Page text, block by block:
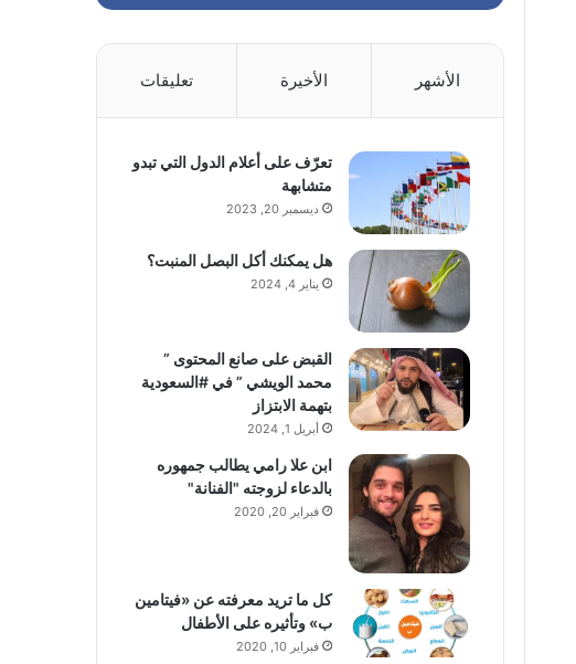
الأشهر الأخيرة تعليقات
تعرّف على أعلام الدول التي تبدو
متشابهة
ديسمبر 20, 2023
هل يمكنك أكل البصل المنبت؟
يناير 4, 2024
القبض على صانع المحتوى ”
محمد الويشي ” في #السعودية
بتهمة الابتزاز
أبريل 1, 2024
ابن علا رامي يطالب جمهوره
بالدعاء لزوجته "الفنانة"
فبراير 20, 2020
كل ما تريد معرفته عن «فيتامين
ب» وتأثيره على الأطفال
فبراير 10, 2020